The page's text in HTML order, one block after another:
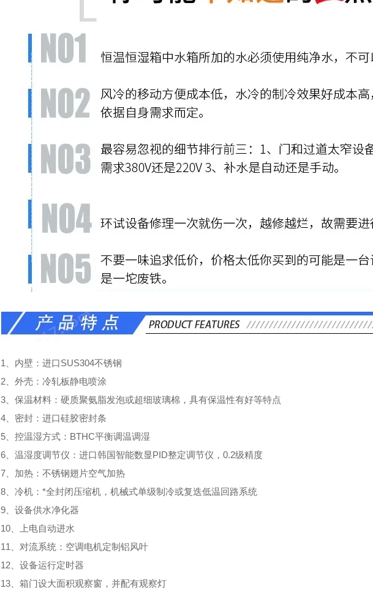
1、内壁：进口SUS304不锈钢
2、外壳：冷轧板静电喷涂
3、保温材料：硬质聚氨脂发泡或超细玻璃棉，具有保温性有好等特点
4、密封：进口硅胶密封条
5、控温湿方式：BTHC平衡调温调湿
6、温湿度调节仪：进口韩国智能数显PID整定调节仪，0.2级精度
7、加热：不锈钢翅片空气加热
8、冷机：*全封闭压缩机，机械式单级制冷或复迭低温回路系统
9、设备供水净化器
10、上电自动进水
11、对流系统：空调电机定制铝风叶
12、设备运行定时器
13、箱门设大面积观察窗，并配有观察灯